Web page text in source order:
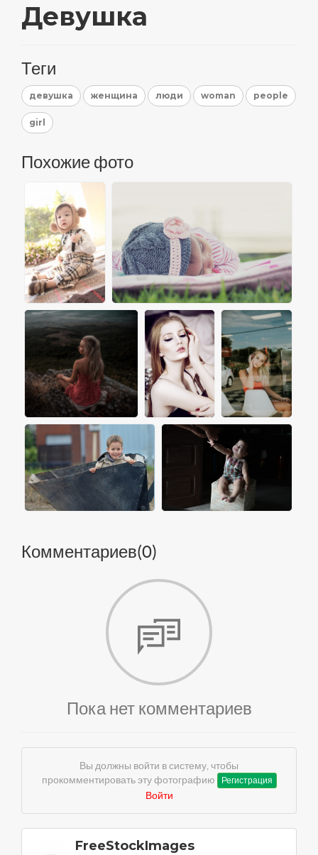
Девушка
Теги
девушка женщина люди woman people
girl
Похожие фото
Комментариев(0)
Пока нет комментариев
Вы должны войти в систему, чтобы
прокомментировать эту фотографию
Регистрация
Войти
FreeStockImages